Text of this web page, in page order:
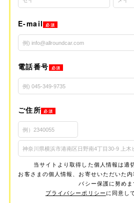
E-mail 必須
電話番号 必須
ご住所 必須
当サイトより取得した個人情報は適
お客さまの個人情報、お寄せいただいた
バシー保護に努めま
プライバシーポリシーに同意し